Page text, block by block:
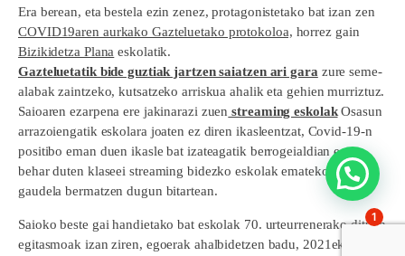
Era berean, eta bestela ezin zenez, protagonistetako bat izan zen
COVID19aren aurkako Gazteluetako protokoloa, horrez gain
Bizikidetza Plana eskolatik.
Gazteluetatik bide guztiak jartzen saiatzen ari gara zure seme-
alabak zaintzeko, kutsatzeko arriskua ahalik eta gehien murriztuz.
Saioaren ezarpena ere jakinarazi zuen streaming eskolakOsasun
arrazoiengatik eskolara joaten ez diren ikasleentzat, Covid-19-n
positibo eman duen ikasle bat izateagatik berrogeialdian egon
behar duten klaseei streaming bidezko eskolak emateko prest
gaudela bermatzen dugun bitartean.
Saioko beste gai handietako bat eskolak 70. urteurrenerako dituen
egitasmoak izan ziren, egoerak ahalbidetzen badu, 2021eko
1